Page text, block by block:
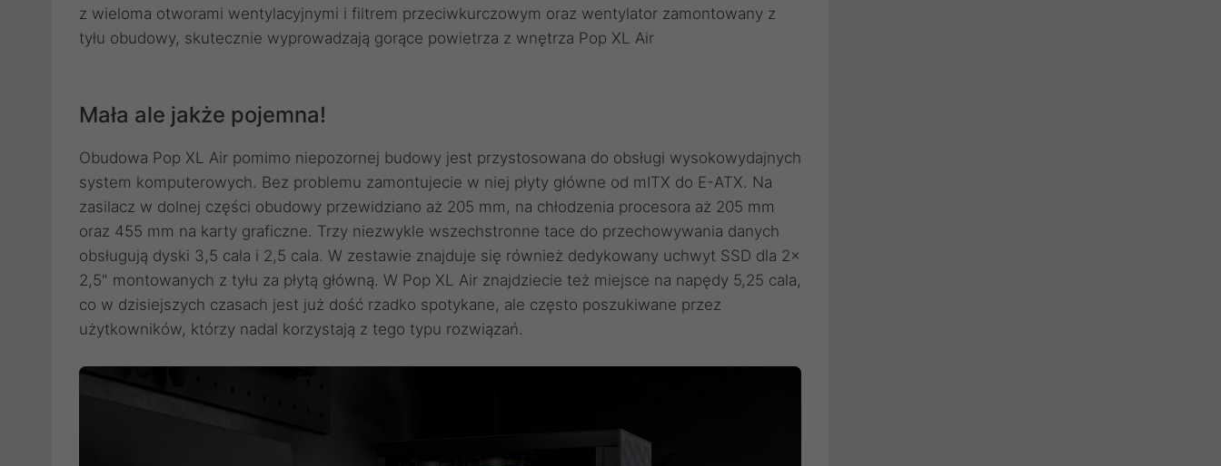
z wieloma otworami wentylacyjnymi i filtrem przeciwkurczowym oraz wentylator zamontowany z
tyłu obudowy, skutecznie wyprowadzają gorące powietrza z wnętrza Pop XL Air
Mała ale jakże pojemna!
Obudowa Pop XL Air pomimo niepozornej budowy jest przystosowana do obsługi wysokowydajnych
system komputerowych. Bez problemu zamontujecie w niej płyty główne od mITX do E-ATX. Na
zasilacz w dolnej części obudowy przewidziano aż 205 mm, na chłodzenia procesora aż 205 mm
oraz 455 mm na karty graficzne. Trzy niezwykle wszechstronne tace do przechowywania danych
obsługują dyski 3,5 cala i 2,5 cala. W zestawie znajduje się również dedykowany uchwyt SSD dla 2x
2,5" montowanych z tyłu za płytą główną. W Pop XL Air znajdziecie też miejsce na napędy 5,25 cala,
co w dzisiejszych czasach jest już dość rzadko spotykane, ale często poszukiwane przez
użytkowników, którzy nadal korzystają z tego typu rozwiązań.